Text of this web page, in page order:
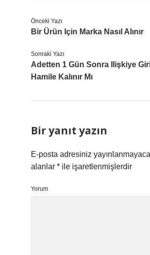
Önceki Yazı
Bir Ürün Için Marka Nasıl Alınır
Sonraki Yazı
Adetten 1 Gün Sonra Ilişkiye
Hamile Kalınır Mı
Bir yanıt yazın
E-posta adresiniz
alanlar * ile işaretlenmişlerdir
Yorum